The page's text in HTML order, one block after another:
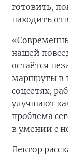
готовить,
находить
нашей
остаётся
маршруты в
соцсетях,
улучшают
проблема
в умении с
Лектор